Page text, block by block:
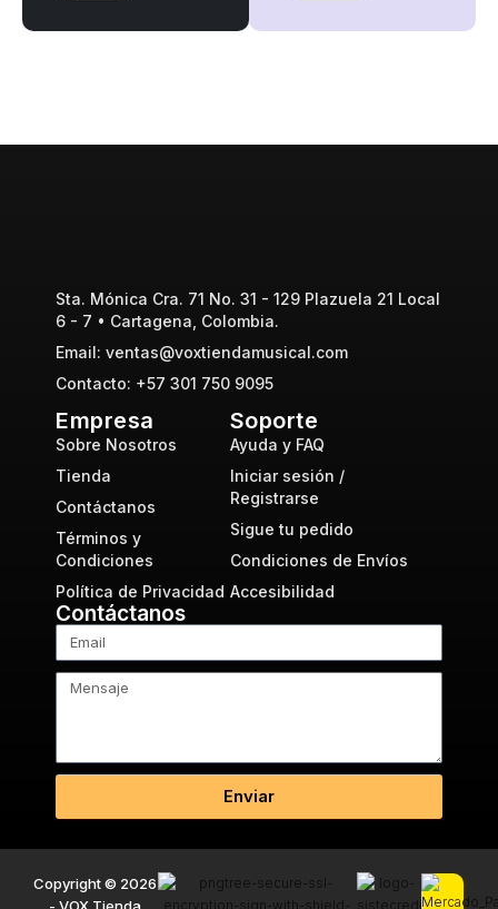
Sta. Mónica Cra. 71 No. 31 - 129 Plazuela 21 Local
6 - 7 • Cartagena, Colombia.
Email: ventas@voxtiendamusical.com
Contacto: +57 301 750 9095
Empresa
Sobre Nosotros
Tienda
Contáctanos
Términos y
Condiciones
Política de Privacidad
Soporte
Ayuda y FAQ
Iniciar sesión /
Registrarse
Sigue tu pedido
Condiciones de Envíos
Accesibilidad
Contáctanos
Enviar
Copyright © 2026
- VOX Tienda